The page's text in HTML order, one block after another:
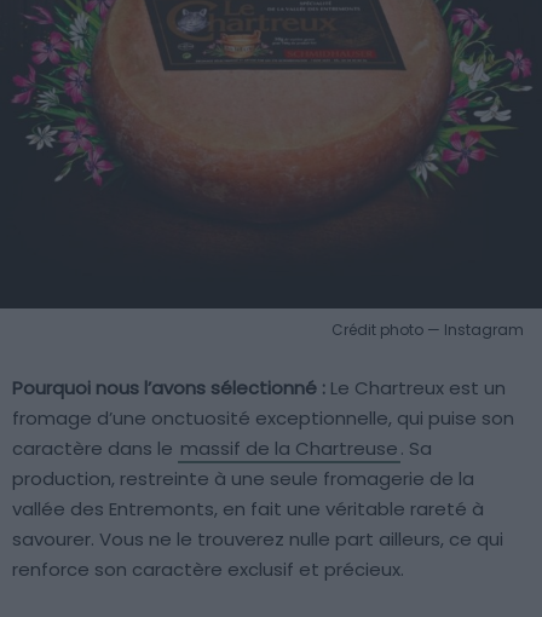
Crédit photo — Instagram
Pourquoi nous l’avons sélectionné : Le Chartreux est un
fromage d’une onctuosité exceptionnelle, qui puise son
caractère dans le massif de la Chartreuse. Sa
production, restreinte à une seule fromagerie de la
vallée des Entremonts, en fait une véritable rareté à
savourer. Vous ne le trouverez nulle part ailleurs, ce qui
renforce son caractère exclusif et précieux.